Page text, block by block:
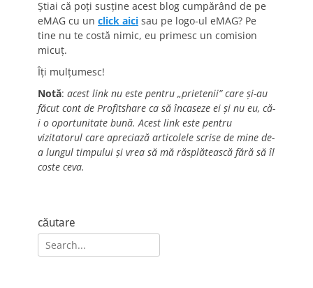
Știai că poți susține acest blog cumpărând de pe
eMAG cu un click aici sau pe logo-ul eMAG? Pe
tine nu te costă nimic, eu primesc un comision
micuț.
Îți mulțumesc!
Notă: acest link nu este pentru „prietenii” care și-au
făcut cont de Profitshare ca să încaseze ei și nu eu, că-
i o oportunitate bună. Acest link este pentru
vizitatorul care apreciază articolele scrise de mine de-
a lungul timpului și vrea să mă răsplătească fără să îl
coste ceva.
căutare
Search
for: